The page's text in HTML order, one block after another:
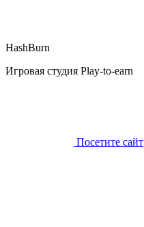
HashBurn
Игровая студия Play-to-earn
Посетите сайт